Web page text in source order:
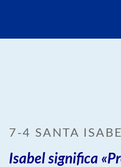
7-4 SANTA
Isabel significa